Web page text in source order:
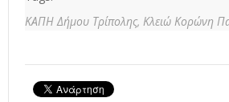
ΚΑΠΗ Δήμου Τρίπολης, Κλειώ Κορώνη